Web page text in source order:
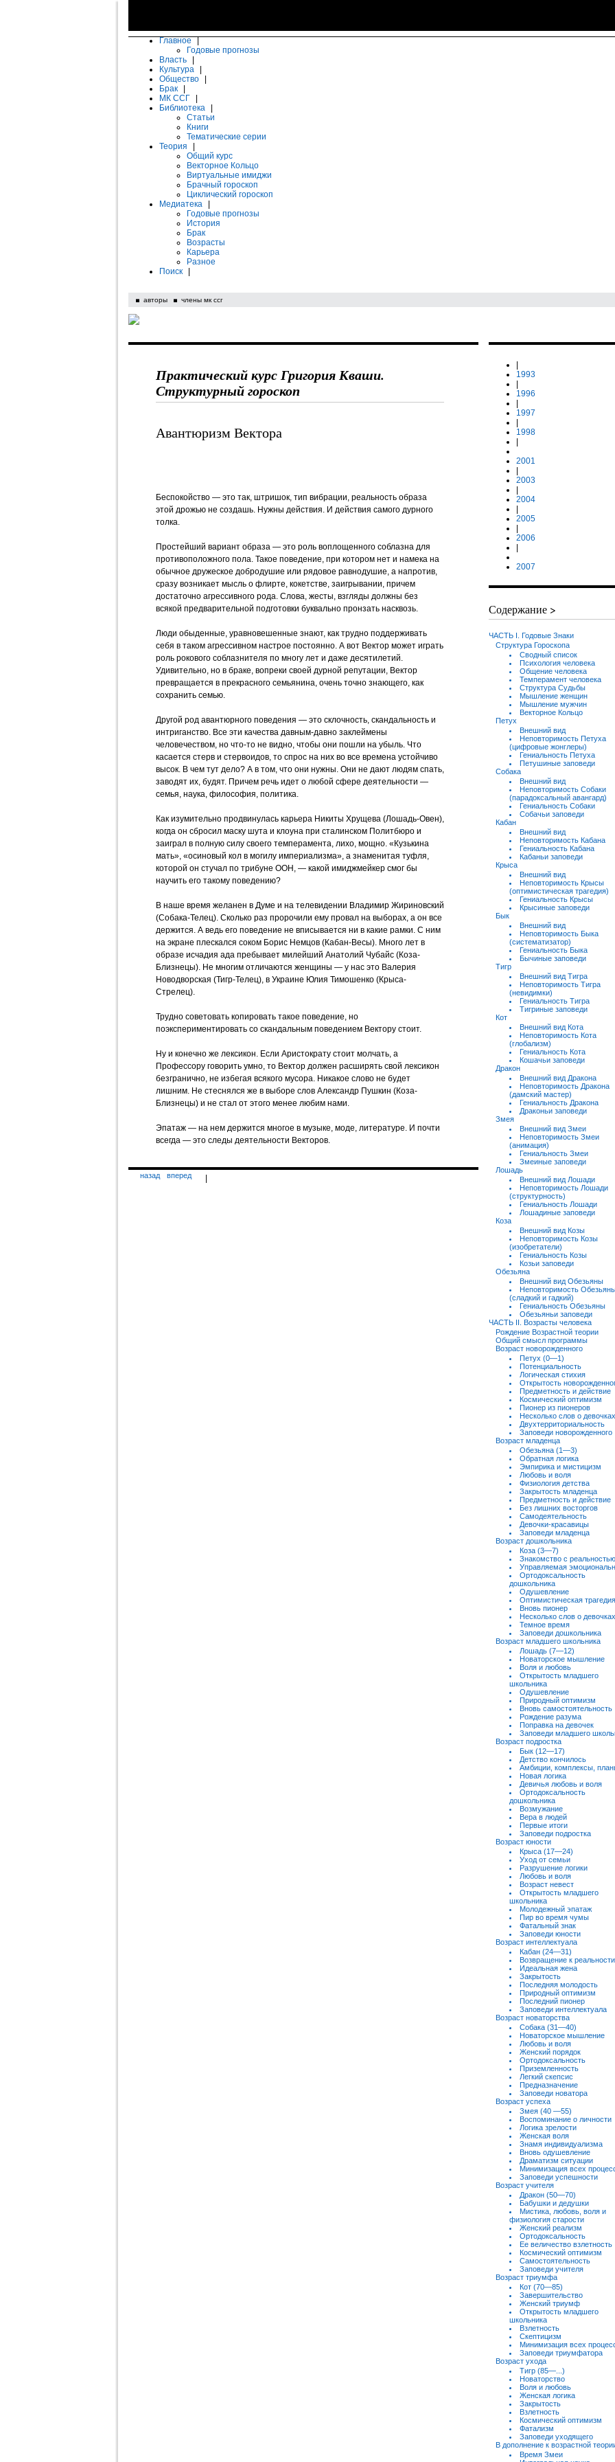
Главное
Годовые прогнозы
Власть
Культура
Общество
Брак
МК ССГ
Библиотека
Статьи
Книги
Тематические серии
Теория
Общий курс
Векторное Кольцо
Виртуальные имиджи
Брачный гороскоп
Циклический гороскоп
Медиатека
Годовые прогнозы
История
Брак
Возрасты
Карьера
Разное
Поиск
авторы члены мк ссг
Практический курс Григория Кваши.
Структурный гороскоп
Авантюризм Вектора
Беспокойство — это так, штришок, тип вибрации, реальность образа
этой дрожью не создашь. Нужны действия. И действия самого дурного
толка.
Простейший вариант образа — это роль воплощенного соблазна для
противоположного пола. Такое поведение, при котором нет и намека на
обычное дружеское добродушие или рядовое равнодушие, а напротив,
сразу возникает мысль о флирте, кокетстве, заигрывании, причем
достаточно агрессивного рода. Слова, жесты, взгляды должны без
всякой предварительной подготовки буквально пронзать насквозь.
Люди обыденные, уравновешенные знают, как трудно поддерживать
себя в таком агрессивном настрое постоянно. А вот Вектор может играть
роль рокового соблазнителя по многу лет и даже десятилетий.
Удивительно, но в браке, вопреки своей дурной репутации, Вектор
превращается в прекрасного семьянина, очень точно знающего, как
сохранить семью.
Другой род авантюрного поведения — это склочность, скандальность и
интриганство. Все эти качества давным-давно заклеймены
человечеством, но что-то не видно, чтобы они пошли на убыль. Что
касается стерв и стервоидов, то спрос на них во все времена устойчиво
высок. В чем тут дело? А в том, что они нужны. Они не дают людям спать,
заводят их, будят. Причем речь идет о любой сфере деятельности —
семья, наука, философия, политика.
Как изумительно продвинулась карьера Никиты Хрущева (Лошадь-Овен),
когда он сбросил маску шута и клоуна при сталинском Политбюро и
заиграл в полную силу своего темперамента, лихо, мощно. «Кузькина
мать», «осиновый кол в могилу империализма», а знаменитая туфля,
которой он стучал по трибуне ООН, — какой имиджмейкер смог бы
научить его такому поведению?
В наше время желанен в Думе и на телевидении Владимир Жириновский
(Собака-Телец). Сколько раз пророчили ему провал на выборах, а он все
держится. А ведь его поведение не вписывается ни в какие рамки. С ним
на экране плескался соком Борис Немцов (Кабан-Весы). Много лет в
образе исчадия ада пребывает милейший Анатолий Чубайс (Коза-
Близнецы). Не многим отличаются женщины — у нас это Валерия
Новодворская (Тигр-Телец), в Украине Юлия Тимошенко (Крыса-
Стрелец).
Трудно советовать копировать такое поведение, но
поэкспериментировать со скандальным поведением Вектору стоит.
Ну и конечно же лексикон. Если Аристократу стоит молчать, а
Профессору говорить умно, то Вектор должен расширять свой лексикон
безгранично, не избегая всякого мусора. Никакое слово не будет
лишним. Не стеснялся же в выборе слов Александр Пушкин (Коза-
Близнецы) и не стал от этого менее любим нами.
Эпатаж — на нем держится многое в музыке, моде, литературе. И почти
всегда — это следы деятельности Векторов.
назад вперед
1993
1996
1997
1998
2001
2003
2004
2005
2006
2007
Содержание >
ЧАСТЬ I. Годовые Знаки
Структура Гороскопа
Сводный список
Психология человека
Общение человека
Темперамент человека
Структура Судьбы
Мышление женщин
Мышление мужчин
Векторное Кольцо
Петух
Внешний вид
Неповторимость Петуха
(цифровые жонглеры)
Гениальность Петуха
Петушиные заповеди
Собака
Внешний вид
Неповторимость Собаки
(парадоксальный авангард)
Гениальность Собаки
Собачьи заповеди
Кабан
Внешний вид
Неповторимость Кабана
Гениальность Кабана
Кабаньи заповеди
Крыса
Внешний вид
Неповторимость Крысы
(оптимистическая трагедия)
Гениальность Крысы
Крысиные заповеди
Бык
Внешний вид
Неповторимость Быка
(систематизатор)
Гениальность Быка
Бычиные заповеди
Тигр
Внешний вид Тигра
Неповторимость Тигра
(невидимки)
Гениальность Тигра
Тигриные заповеди
Кот
Внешний вид Кота
Неповторимость Кота
(глобализм)
Гениальность Кота
Кошачьи заповеди
Дракон
Внешний вид Дракона
Неповторимость Дракона
(дамский мастер)
Гениальность Дракона
Драконьи заповеди
Змея
Внешний вид Змеи
Неповторимость Змеи
(анимация)
Гениальность Змеи
Змеиные заповеди
Лошадь
Внешний вид Лошади
Неповторимость Лошади
(структурность)
Гениальность Лошади
Лошадиные заповеди
Коза
Внешний вид Козы
Неповторимость Козы
(изобретатели)
Гениальность Козы
Козьи заповеди
Обезьяна
Внешний вид Обезьяны
Неповторимость
(сладкий и гадкий)
Гениальность Обезьяны
Обезьяньи заповеди
ЧАСТЬ II. Возрасты человека
Рождение Возрастной теории
Общий смысл программы
Возраст новорожденного
Петух (0—1)
Потенциальность
Логическая стихия
Открытость
Предметность и действие
Космический оптимизм
Пионер из пионеров
Несколько слов о девочках
Двухтерриториальность
Заповеди новорожденного
Возраст младенца
Обезьяна (1—3)
Обратная логика
Эмпирика и мистицизм
Любовь и воля
Физиология детства
Закрытость младенца
Предметность и действие
Без лишних восторгов
Самодеятельность
Девочки-красавицы
Заповеди младенца
Возраст дошкольника
Коза (3—7)
Знакомство с реальностью
Управляемая
Ортодоксальность
дошкольника
Одушевление
Оптимистическая трагедия
Вновь пионер
Несколько слов о девочках
Темное время
Заповеди дошкольника
Возраст младшего школьника
Лошадь (7—12)
Новаторское мышление
Воля и любовь
Открытость младшего
школьника
Одушевление
Природный оптимизм
Вновь самостоятельность
Рождение разума
Поправка на девочек
Заповеди младшего
Возраст подростка
Бык (12—17)
Детство кончилось
Амбиции, комплексы,
Новая логика
Девичья любовь и воля
Ортодоксальность
дошкольника
Возмужание
Вера в людей
Первые итоги
Заповеди подростка
Возраст юности
Крыса (17—24)
Уход от семьи
Разрушение логики
Любовь и воля
Возраст невест
Открытость младшего
школьника
Молодежный эпатаж
Пир во время чумы
Фатальный знак
Заповеди юности
Возраст интеллектуала
Кабан (24—31)
Возвращение к реальности
Идеальная жена
Закрытость
Последняя молодость
Природный оптимизм
Последний пионер
Заповеди интеллектуала
Возраст новаторства
Собака (31—40)
Новаторское мышление
Любовь и воля
Женский порядок
Ортодоксальность
Приземленность
Легкий скепсис
Предназначение
Заповеди новатора
Возраст успеха
Змея (40 —55)
Воспоминание о личности
Логика зрелости
Женская воля
Знамя индивидуализма
Вновь одушевление
Драматизм ситуации
Минимизация всех
Заповеди успешности
Возраст учителя
Дракон (50—70)
Бабушки и дедушки
Мистика, любовь, воля и
физиология старости
Женский реализм
Ортодоксальность
Ее величество взлетность
Космический оптимизм
Самостоятельность
Заповеди учителя
Возраст триумфа
Кот (70—85)
Завершительство
Женский триумф
Открытость младшего
школьника
Взлетность
Скептицизм
Минимизация всех
Заповеди триумфатора
Возраст ухода
Тигр (85—...)
Новаторство
Воля и любовь
Женская логика
Закрытость
Взлетность
Космический оптимизм
Фатализм
Заповеди уходящего
В дополнение к возрастной
Время Змеи